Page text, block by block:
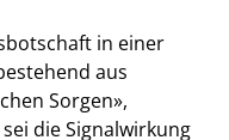
in einer
aus
Sorgen»,
die Signalwirkung